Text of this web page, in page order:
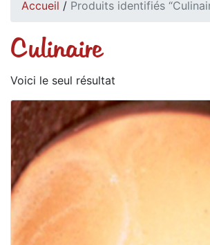
Accueil / Produits identifiés
Culinaire
Voici le seul résultat